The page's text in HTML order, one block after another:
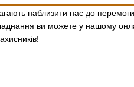
наблизити нас до
ви можете у нашому